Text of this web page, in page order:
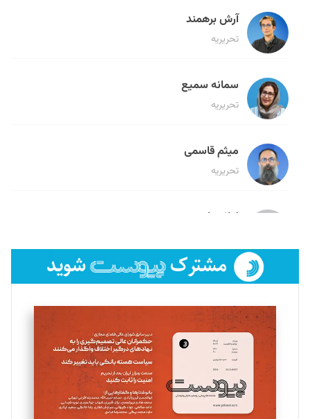
آرش برهمند
تحریریه
سمانه سمیع
تحریریه
میثم قاسمی
تحریریه
لیلا حنارود
فائزه فتحی رستمی
تحریریه
سروش کرمیان
تحریریه
مینا پاکدل